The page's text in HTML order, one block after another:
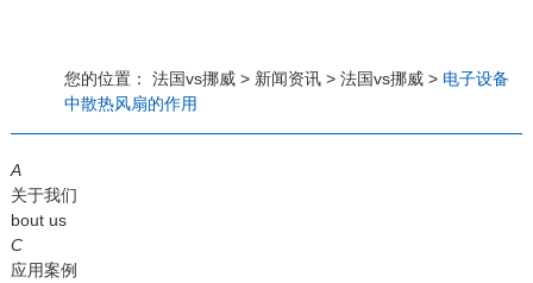
应用案例
工程案例
解决方案
新闻资讯
法国vs挪威
行业资讯
常见问题
法国vs挪威-世界杯赛事平台
您的位置： 法国vs挪威> 新闻资讯> 法国vs挪威> 电子设备
中散热风扇的作用
A
关于我们
bout us
C
应用案例